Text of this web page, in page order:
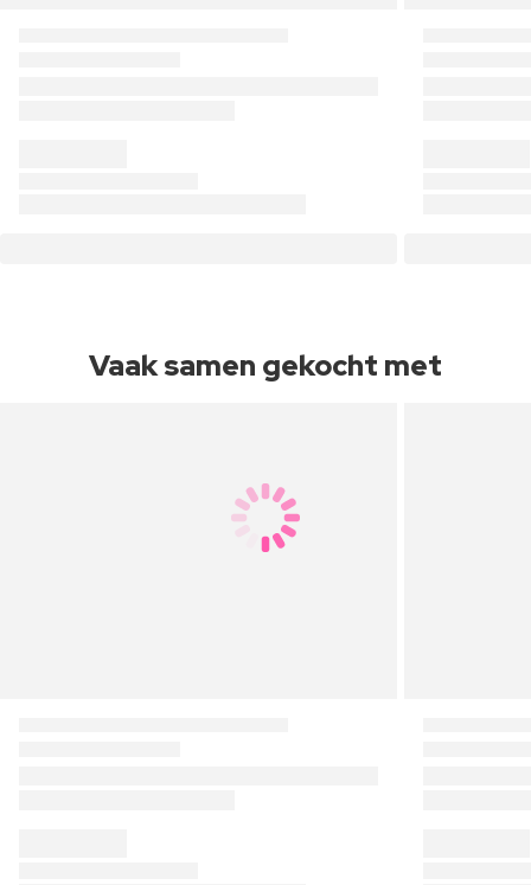
Vaak samen gekocht met